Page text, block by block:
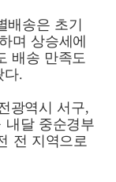
배송은 초기
며 상승세에
배송 만족도
다.
광역시 서구,
내달 중순경부
전 지역으로